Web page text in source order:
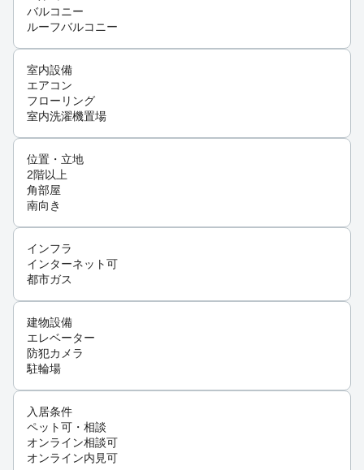
バルコニー
ルーフバルコニー
室内設備
エアコン
フローリング
室内洗濯機置場
位置・立地
2階以上
角部屋
南向き
インフラ
インターネット可
都市ガス
建物設備
エレベーター
防犯カメラ
駐輪場
入居条件
ペット可・相談
オンライン相談可
オンライン内見可